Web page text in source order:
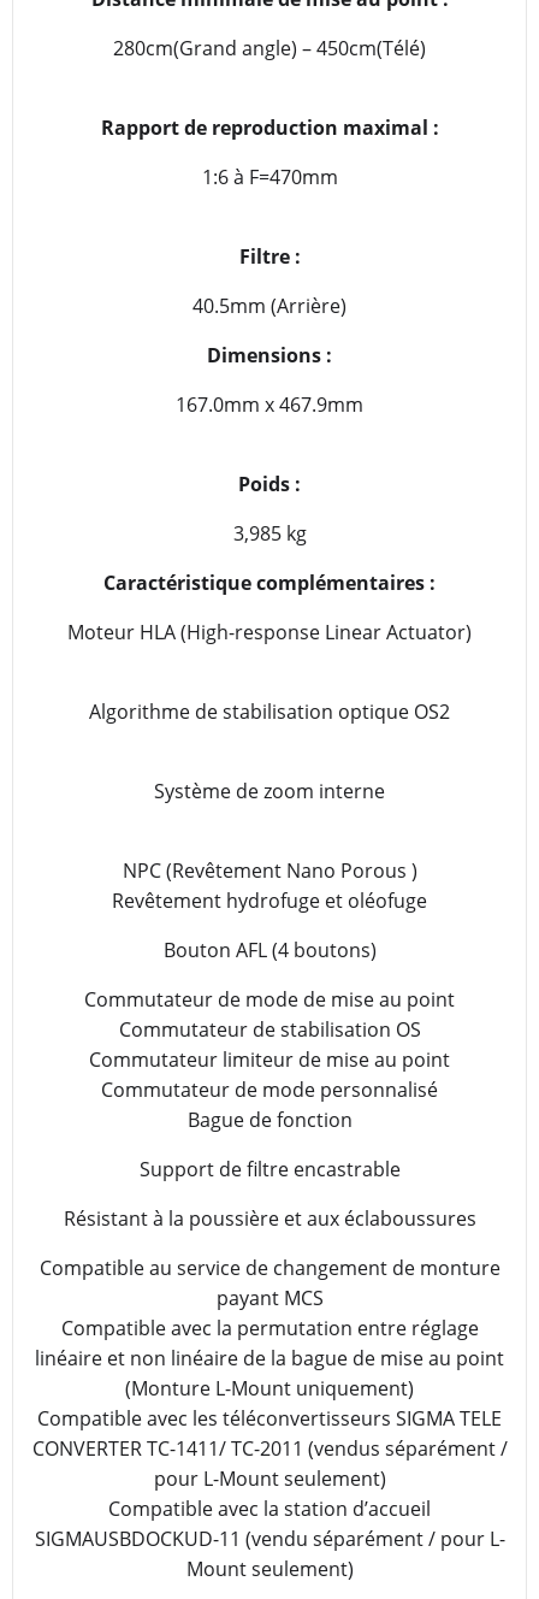
280cm(Grand angle) – 450cm(Télé)
Rapport de reproduction maximal :
1:6 à F=470mm
Filtre :
40.5mm (Arrière)
Dimensions :
167.0mm x 467.9mm
Poids :
3,985 kg
Caractéristique complémentaires :
Moteur HLA (High-response Linear Actuator)
Algorithme de stabilisation optique OS2
Système de zoom interne
NPC (Revêtement Nano Porous )
Revêtement hydrofuge et oléofuge
Bouton AFL (4 boutons)
Commutateur de mode de mise au point
Commutateur de stabilisation OS
Commutateur limiteur de mise au point
Commutateur de mode personnalisé
Bague de fonction
Support de filtre encastrable
Résistant à la poussière et aux éclaboussures
Compatible au service de changement de monture
payant MCS
Compatible avec la permutation entre réglage
linéaire et non linéaire de la bague de mise au point
(Monture L-Mount uniquement)
Compatible avec les téléconvertisseurs SIGMA TELE
CONVERTER TC-1411/ TC-2011 (vendus séparément /
pour L-Mount seulement)
Compatible avec la station d’accueil
SIGMAUSBDOCKUD-11 (vendu séparément / pour L-
Mount seulement)